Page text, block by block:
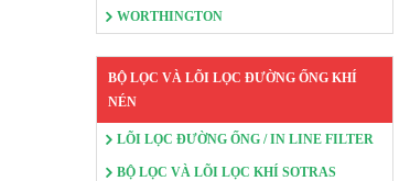
WORTHINGTON
BỘ LỌC VÀ LÕI LỌC ĐƯỜNG ỐNG KHÍ
NÉN
LÕI LỌC ĐƯỜNG ỐNG / IN LINE FILTER
BỘ LỌC VÀ LÕI LỌC KHÍ SOTRAS